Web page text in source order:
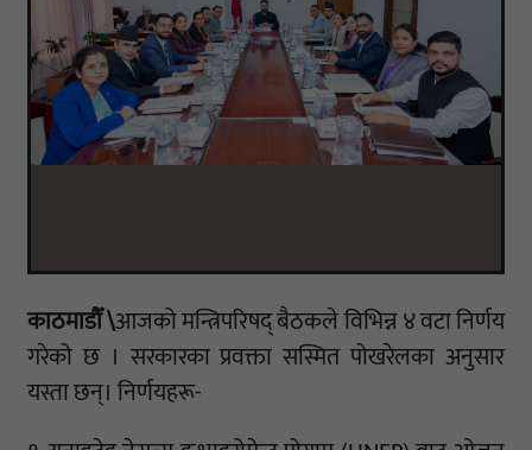
काठमाडौँ \आजको मन्त्रिपरिषद् बैठकले विभिन्न ४ वटा निर्णय
गरेको छ । सरकारका प्रवक्ता सस्मित पोखरेलका अनुसार
यस्ता छन्। निर्णयहरू-